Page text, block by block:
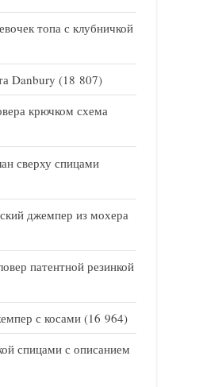
топа с клубничкой
Danbury (18 807)
крючком схема
сверху спицами
джемпер из мохера
патентной резинкой
с косами (16 964)
спицами с описанием